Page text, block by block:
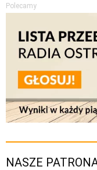
Polecamy
NASZE